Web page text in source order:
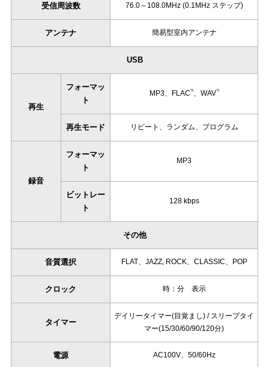
受信周波数 76.0～108.0MHz (0.1MHz ステップ)
アンテナ 簡易型室内アンテナ
USB
再生
フォーマッ
ト
MP3、FLAC*2、WAV*2
再生モード リピート、ランダム、プログラム
録音
フォーマッ
ト
MP3
ビットレー
ト
128 kbps
その他
音質選択 FLAT、JAZZ, ROCK、CLASSIC、POP
クロック 時：分 表示
タイマー
デイリータイマー(目覚まし) / スリープタイ
マー(15/30/60/90/120分)
電源 AC100V、50/60Hz